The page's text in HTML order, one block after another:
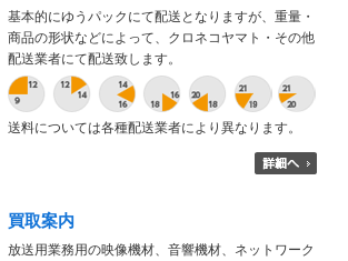
基本的にゆうパックにて配送となりますが、重量・
商品の形状などによって、クロネコヤマト・その他
配送業者にて配送致します。
送料については各種配送業者により異なります。
買取案内
放送用業務用の映像機材、音響機材、ネットワーク